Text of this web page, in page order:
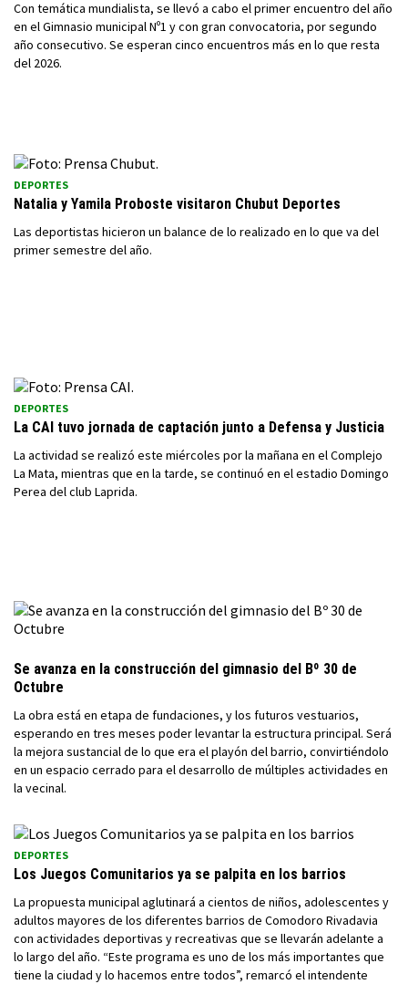
Con temática mundialista, se llevó a cabo el primer encuentro del año
en el Gimnasio municipal Nº1 y con gran convocatoria, por segundo
año consecutivo. Se esperan cinco encuentros más en lo que resta
del 2026.
DEPORTES
Natalia y Yamila Proboste visitaron Chubut Deportes
Las deportistas hicieron un balance de lo realizado en lo que va del
primer semestre del año.
DEPORTES
La CAI tuvo jornada de captación junto a Defensa y Justicia
La actividad se realizó este miércoles por la mañana en el Complejo
La Mata, mientras que en la tarde, se continuó en el estadio Domingo
Perea del club Laprida.
Se avanza en la construcción del gimnasio del Bº 30 de
Octubre
La obra está en etapa de fundaciones, y los futuros vestuarios,
esperando en tres meses poder levantar la estructura principal. Será
la mejora sustancial de lo que era el playón del barrio, convirtiéndolo
en un espacio cerrado para el desarrollo de múltiples actividades en
la vecinal.
DEPORTES
Los Juegos Comunitarios ya se palpita en los barrios
La propuesta municipal aglutinará a cientos de niños, adolescentes y
adultos mayores de los diferentes barrios de Comodoro Rivadavia
con actividades deportivas y recreativas que se llevarán adelante a
lo largo del año. “Este programa es uno de los más importantes que
tiene la ciudad y lo hacemos entre todos”, remarcó el intendente